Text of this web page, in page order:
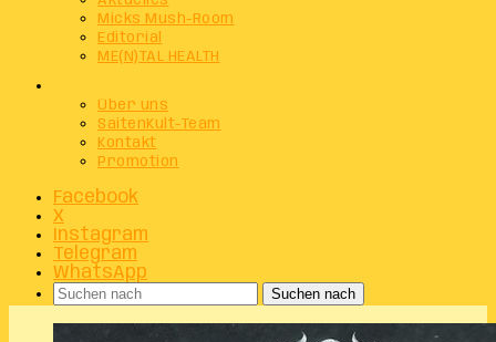
Micks Mush-Room
Editorial
ME(N)TAL HEALTH
Über uns
SaitenKult-Team
Kontakt
Promotion
Facebook
X
Instagram
Telegram
WhatsApp
Suchen nach